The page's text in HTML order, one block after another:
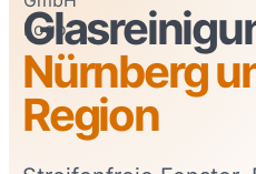
Nürnberg
Region